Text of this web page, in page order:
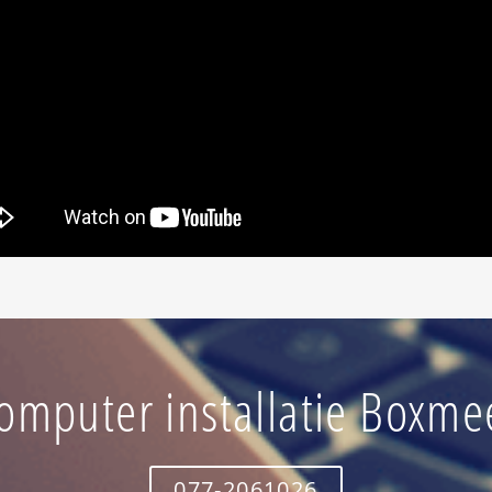
installatie